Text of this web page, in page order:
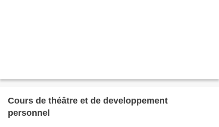
Cours de théâtre et de developpement
personnel